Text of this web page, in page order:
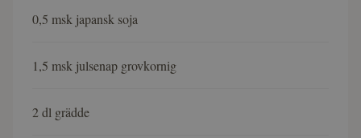
0,5 msk japansk soja
1,5 msk julsenap grovkornig
2 dl grädde